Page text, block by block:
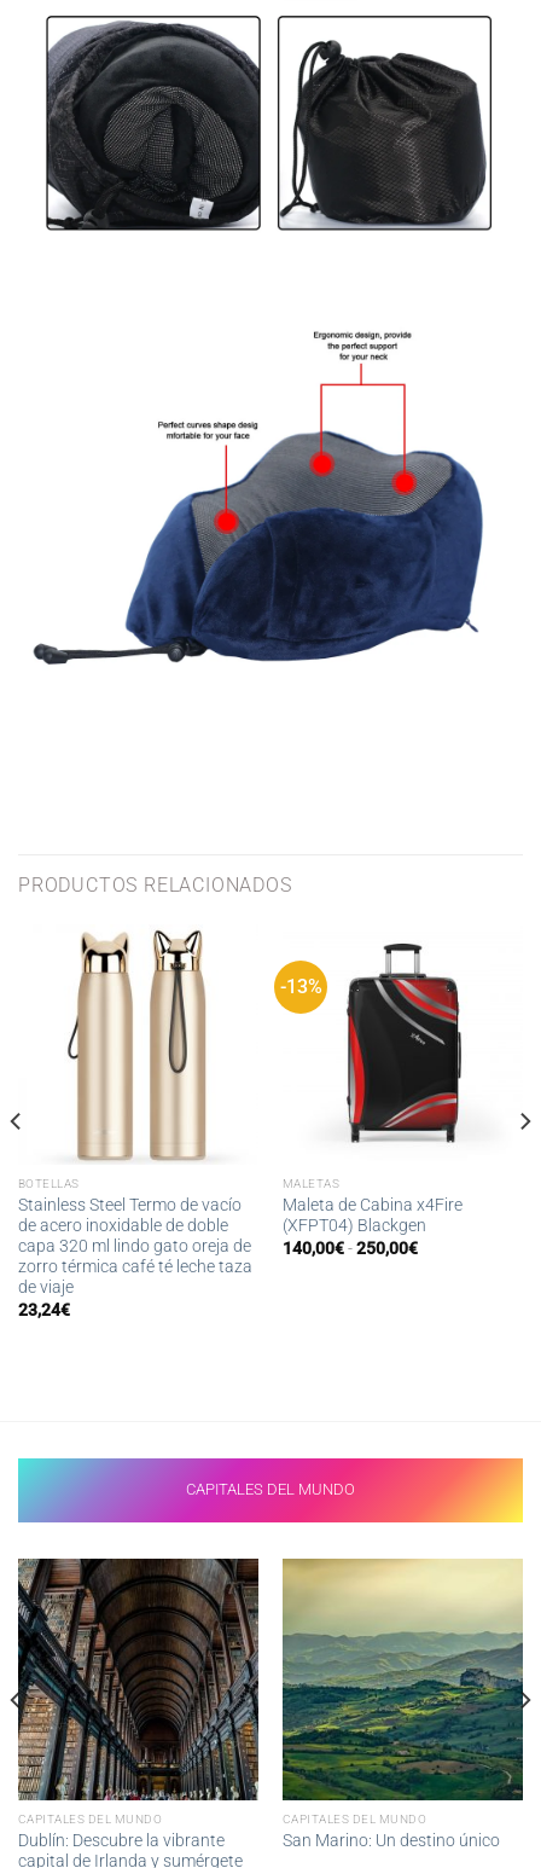
PRODUCTOS RELACIONADOS
BOTELLAS
Stainless Steel Termo de vacío
de acero inoxidable de doble
capa 320 ml lindo gato oreja de
zorro térmica café té leche taza
de viaje
23,24€
-13%
MALETAS
Maleta de Cabina x4Fire
(XFPT04) Blackgen
140,00€ - 250,00€Rango
CAPITALES DEL MUNDO
CAPITALES DEL MUNDO
Dublín: Descubre la vibrante
capital de Irlanda y sumérgete
CAPITALES DEL MUNDO
San Marino: Un destino único